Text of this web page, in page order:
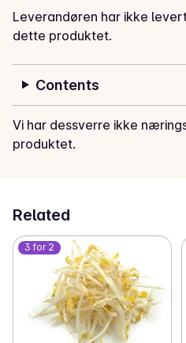
Leverandøren har ikke
dette produktet.
Contents
Vi har dessverre ikke
produktet.
Related
3 for 2